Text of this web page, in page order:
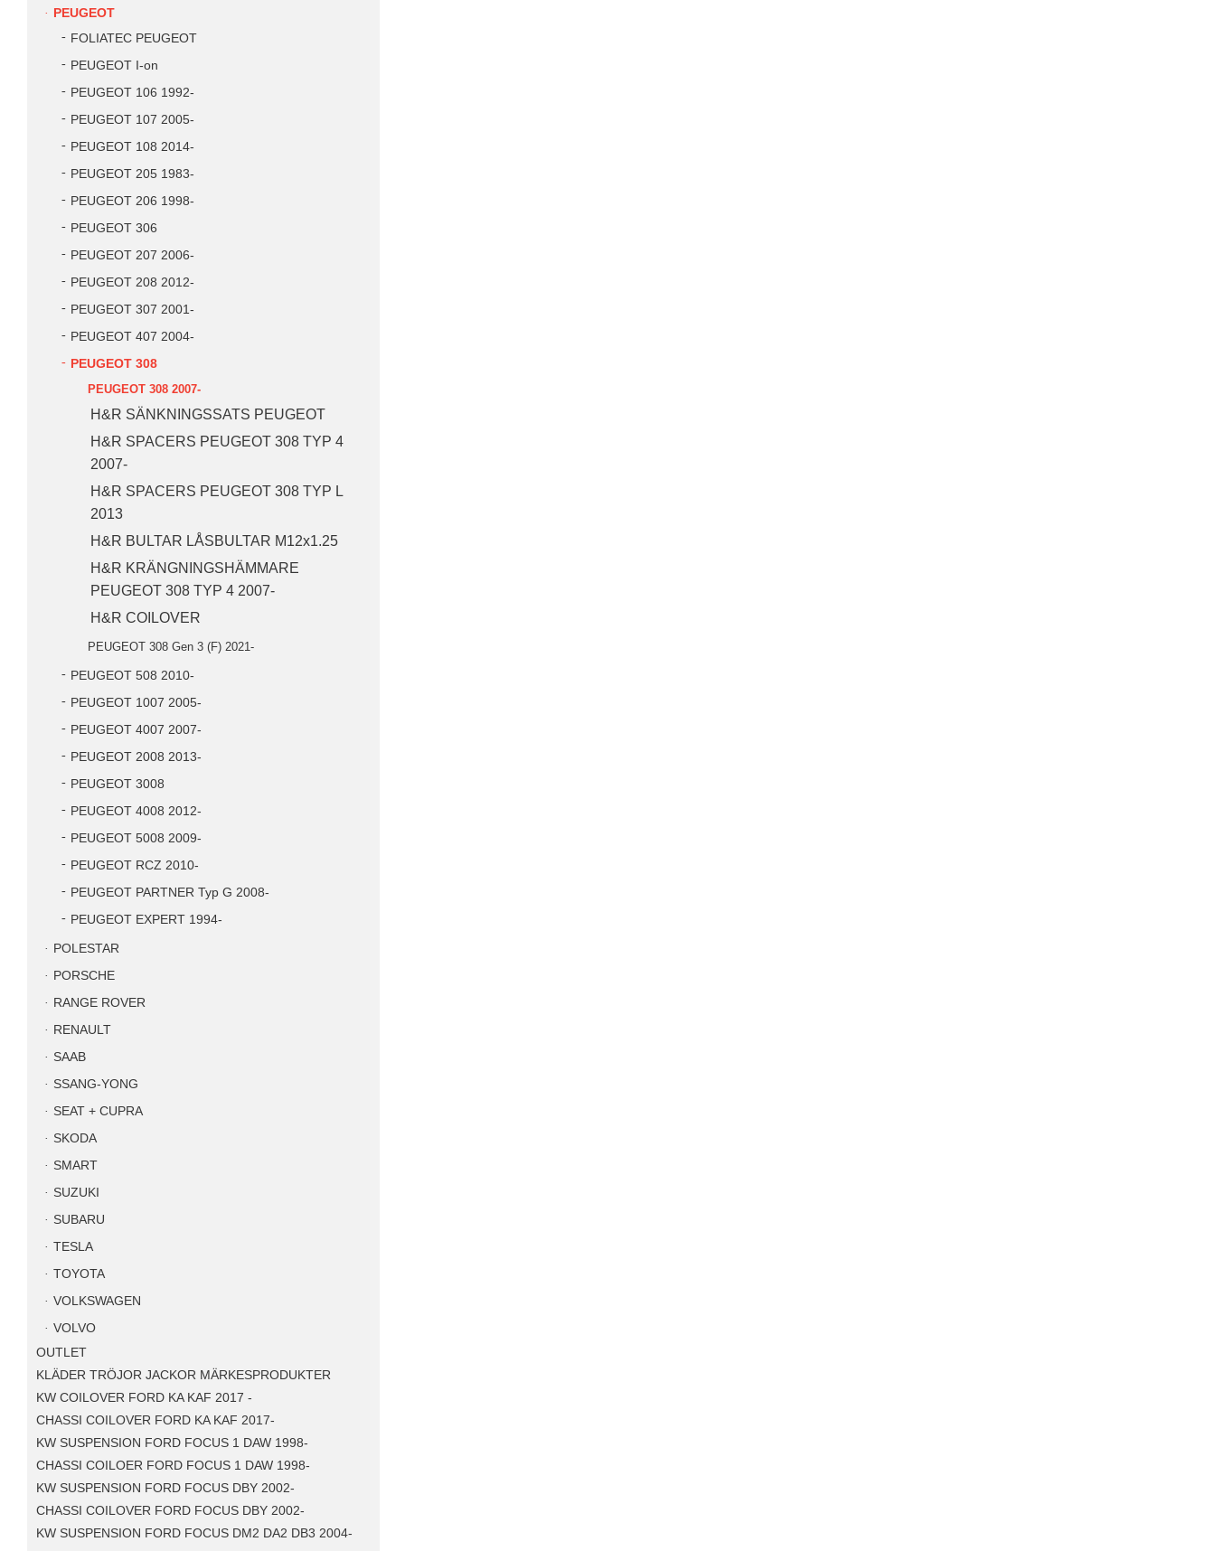
PEUGEOT
FOLIATEC PEUGEOT
PEUGEOT I-on
PEUGEOT 106 1992-
PEUGEOT 107 2005-
PEUGEOT 108 2014-
PEUGEOT 205 1983-
PEUGEOT 206 1998-
PEUGEOT 306
PEUGEOT 207 2006-
PEUGEOT 208 2012-
PEUGEOT 307 2001-
PEUGEOT 407 2004-
PEUGEOT 308
PEUGEOT 308 2007-
H&R SÄNKNINGSSATS PEUGEOT
H&R SPACERS PEUGEOT 308 TYP 4
2007-
H&R SPACERS PEUGEOT 308 TYP L
2013
H&R BULTAR LÅSBULTAR M12x1.25
H&R KRÄNGNINGSHÄMMARE
PEUGEOT 308 TYP 4 2007-
H&R COILOVER
PEUGEOT 308 Gen 3 (F) 2021-
PEUGEOT 508 2010-
PEUGEOT 1007 2005-
PEUGEOT 4007 2007-
PEUGEOT 2008 2013-
PEUGEOT 3008
PEUGEOT 4008 2012-
PEUGEOT 5008 2009-
PEUGEOT RCZ 2010-
PEUGEOT PARTNER Typ G 2008-
PEUGEOT EXPERT 1994-
POLESTAR
PORSCHE
RANGE ROVER
RENAULT
SAAB
SSANG-YONG
SEAT + CUPRA
SKODA
SMART
SUZUKI
SUBARU
TESLA
TOYOTA
VOLKSWAGEN
VOLVO
OUTLET
KLÄDER TRÖJOR JACKOR MÄRKESPRODUKTER
KW COILOVER FORD KA KAF 2017 -
CHASSI COILOVER FORD KA KAF 2017-
KW SUSPENSION FORD FOCUS 1 DAW 1998-
CHASSI COILOER FORD FOCUS 1 DAW 1998-
KW SUSPENSION FORD FOCUS DBY 2002-
CHASSI COILOVER FORD FOCUS DBY 2002-
KW SUSPENSION FORD FOCUS DM2 DA2 DB3 2004-